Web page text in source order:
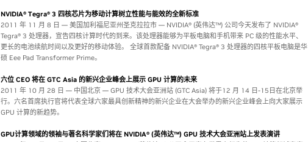
NVIDIA® Tegra® 3 四核芯片为移动计算树立性能与能效的全新标准
2011 年 11 月 8 日 — 美国加利福尼亚州圣克拉拉市 — NVIDIA® (英伟达™) 公司今天发布了 NVIDIA®
Tegra® 3 处理器，宣告四核计算时代的到来。该处理器能够为平板电脑和手机带来 PC 级的性能水平、
更长的电池续航时间以及更好的移动体验。 全球首款配备 NVIDIA® Tegra® 3 处理器的四核平板电脑是华
硕 Eee Pad Transformer Prime。
六位 CEO 将在 GTC Asia 的新兴企业峰会上展示 GPU 计算的未来
2011 年 10 月 28 日 — 中国北京 — GPU 技术大会亚洲站 (GTC Asia) 将于12 月 14 日-15日在北京举
行。六名首席执行官将代表全球六家最具创新精神的新兴企业在大会举办的新兴企业峰会上向大家展示
GPU 计算的新趋势。
GPU计算领域的领袖与著名科学家们将在 NVIDIA® (英伟达™) GPU 技术大会亚洲站上发表演讲